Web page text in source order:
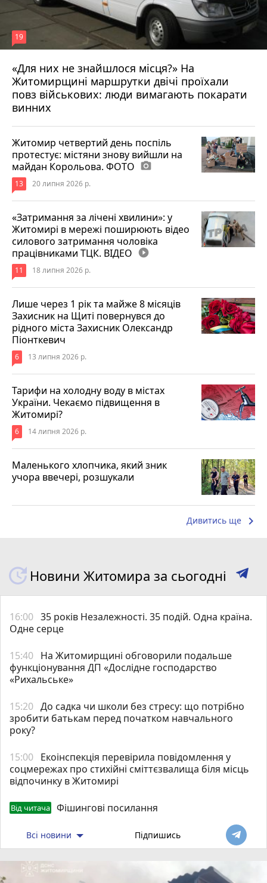
«Для них не знайшлося місця?» На
Житомирщині маршрутки двічі проїхали
повз військових: люди вимагають покарати
винних
19
17 липня 2026 р.
Житомир четвертий день поспіль
протестує: містяни знову вийшли на
майдан Корольова. ФОТО photo_camera
13 20 липня 2026 р.
«Затримання за лічені хвилини»: у
Житомирі в мережі поширюють відео
силового затримання чоловіка
працівниками ТЦК. ВІДЕО play_circle_filled
11 18 липня 2026 р.
Лише через 1 рік та майже 8 місяців
Захисник на Щиті повернувся до
рідного міста Захисник Олександр
Піонткевич
6 13 липня 2026 р.
Тарифи на холодну воду в містах
України. Чекаємо підвищення в
Житомирі?
6 14 липня 2026 р.
Маленького хлопчика, який зник
учора ввечері, розшукали
Дивитись ще keyboard_arrow_right
Новини Житомира за сьогодні
16:00 35 років Незалежності. 35 подій. Одна країна.
Одне серце
15:40 На Житомирщині обговорили подальше
функціонування ДП «Дослідне господарство
«Рихальське»
15:20 До садка чи школи без стресу: що потрібно
зробити батькам перед початком навчального
року?
15:00 Екоінспекція перевірила повідомлення у
соцмережах про стихійні сміттєзвалища біля місць
відпочинку в Житомирі
Від читача Фішингові посилання
Всі новини Підпишись